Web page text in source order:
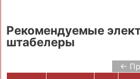
Рекомендуемые
штабелеры
←